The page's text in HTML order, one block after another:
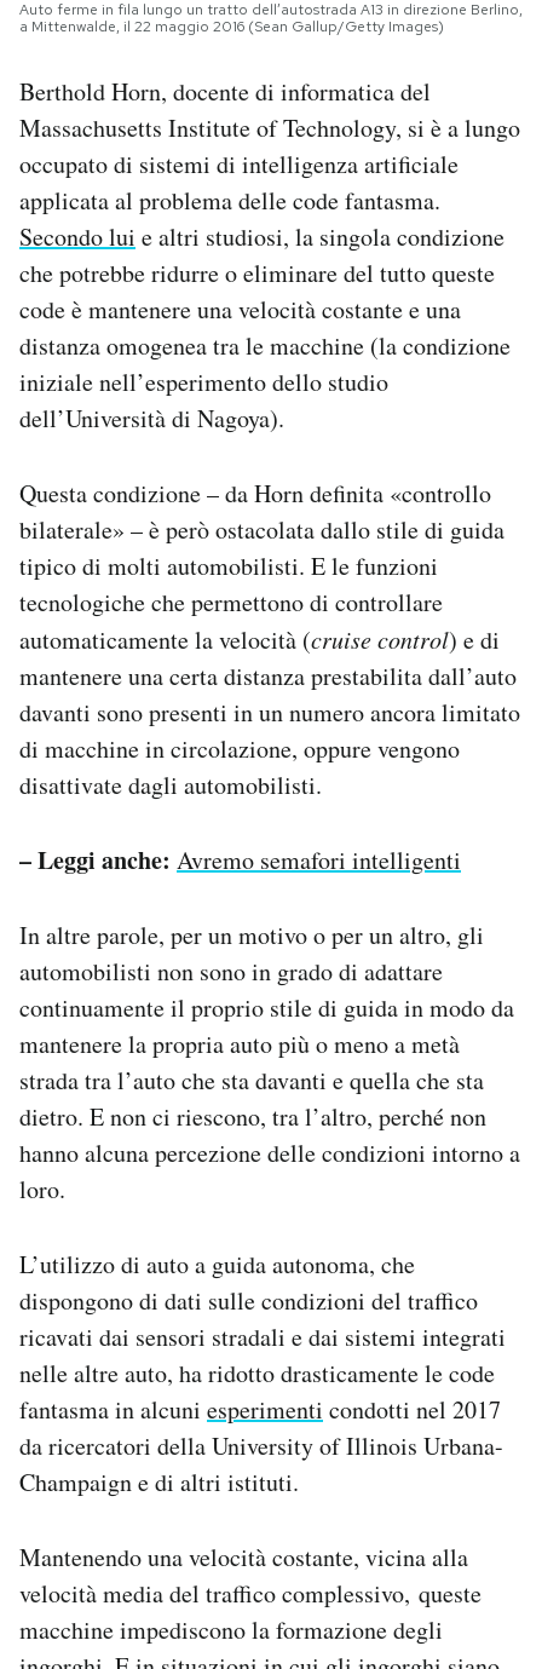
Auto ferme in fila lungo un tratto dell’autostrada A13 in direzione Berlino,
a Mittenwalde, il 22 maggio 2016 (Sean Gallup/Getty Images)
Berthold Horn, docente di informatica del
Massachusetts Institute of Technology, si è a lungo
occupato di sistemi di intelligenza artificiale
applicata al problema delle code fantasma.
Secondo lui e altri studiosi, la singola condizione
che potrebbe ridurre o eliminare del tutto queste
code è mantenere una velocità costante e una
distanza omogenea tra le macchine (la condizione
iniziale nell’esperimento dello studio
dell’Università di Nagoya).
Questa condizione – da Horn definita «controllo
bilaterale» – è però ostacolata dallo stile di guida
tipico di molti automobilisti. E le funzioni
tecnologiche che permettono di controllare
automaticamente la velocità (cruise control) e di
mantenere una certa distanza prestabilita dall’auto
davanti sono presenti in un numero ancora limitato
di macchine in circolazione, oppure vengono
disattivate dagli automobilisti.
– Leggi anche: Avremo semafori intelligenti
In altre parole, per un motivo o per un altro, gli
automobilisti non sono in grado di adattare
continuamente il proprio stile di guida in modo da
mantenere la propria auto più o meno a metà
strada tra l’auto che sta davanti e quella che sta
dietro. E non ci riescono, tra l’altro, perché non
hanno alcuna percezione delle condizioni intorno a
loro.
L’utilizzo di auto a guida autonoma, che
dispongono di dati sulle condizioni del traffico
ricavati dai sensori stradali e dai sistemi integrati
nelle altre auto, ha ridotto drasticamente le code
fantasma in alcuni esperimenti condotti nel 2017
da ricercatori della University of Illinois Urbana-
Champaign e di altri istituti.
Mantenendo una velocità costante, vicina alla
velocità media del traffico complessivo, queste
macchine impediscono la formazione degli